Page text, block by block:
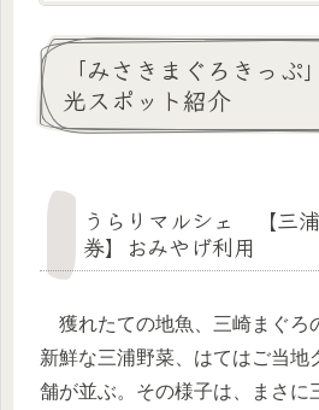
「みさきまぐろきっ
光スポット紹介
うらりマルシェ 【三
券】おみやげ利用
獲れたての地魚、三崎まぐろ
新鮮な三浦野菜、はてはご当地
舗が並ぶ。その様子は、まさに